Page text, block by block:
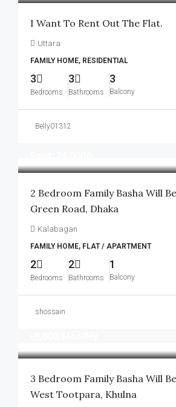
I Want To Rent Out The Flat.
Uttara
FAMILY HOME, RESIDENTIAL
3
Bedrooms
3
Bathrooms
3
Balcony
Belly01312
2 Bedroom Family Basha Will
Green Road, Dhaka
Kalabagan
FAMILY HOME, FLAT / APARTMENT
2
Bedrooms
2
Bathrooms
1
Balcony
shossain
3 Bedroom Family Basha Will
West Tootpara, Khulna